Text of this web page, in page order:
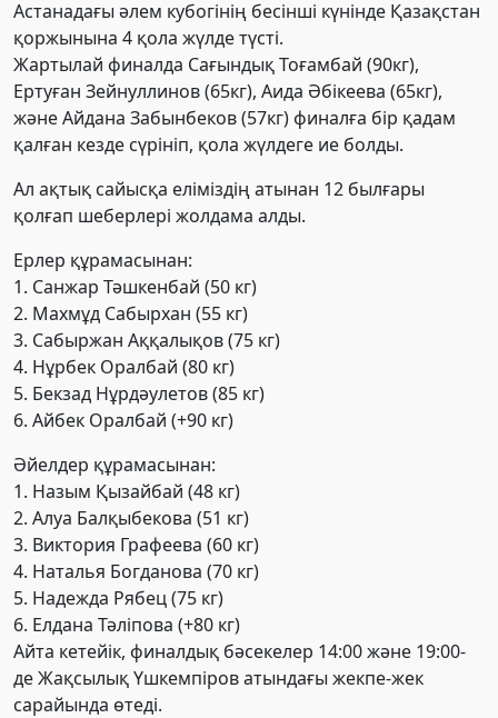
Астанадағы әлем кубогінің бесінші күнінде Қазақстан
қоржынына 4 қола жүлде түсті.
Жартылай финалда Сағындық Тоғамбай (90кг),
Ертуған Зейнуллинов (65кг), Аида Әбікеева (65кг),
және Айдана Забынбеков (57кг) финалға бір қадам
қалған кезде сүрініп, қола жүлдеге ие болды.
Ал ақтық сайысқа еліміздің атынан 12 былғары
қолғап шеберлері жолдама алды.
Ерлер құрамасынан:
1. Санжар Тәшкенбай (50 кг)
2. ⁠Махмұд Сабырхан (55 кг)
3. ⁠Сабыржан Аққалықов (75 кг)
4. ⁠Нұрбек Оралбай (80 кг)
5. ⁠Бекзад Нұрдәулетов (85 кг)
6. ⁠Айбек Оралбай (+90 кг)
Әйелдер құрамасынан:
1. Назым Қызайбай (48 кг)
2. ⁠Алуа Балқыбекова (51 кг)
3. ⁠Виктория Графеева (60 кг)
4. ⁠Наталья Богданова (70 кг)
5. ⁠Надежда Рябец (75 кг)
6. ⁠Елдана Тәліпова (+80 кг)
Айта кетейік, финалдық бәсекелер 14:00 және 19:00-
де Жақсылық Үшкемпіров атындағы жекпе-жек
сарайында өтеді.